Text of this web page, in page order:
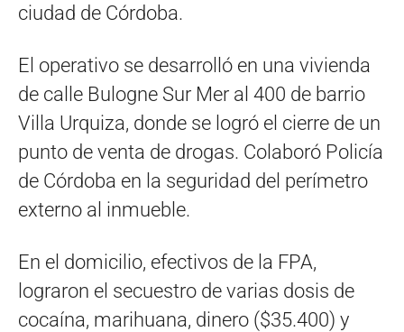
ciudad de Córdoba.
El operativo se desarrolló en una vivienda
de calle Bulogne Sur Mer al 400 de barrio
Villa Urquiza, donde se logró el cierre de un
punto de venta de drogas. Colaboró Policía
de Córdoba en la seguridad del perímetro
externo al inmueble.
En el domicilio, efectivos de la FPA,
lograron el secuestro de varias dosis de
cocaína, marihuana, dinero ($35.400) y